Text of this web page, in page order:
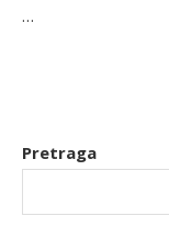
…
Pretraga